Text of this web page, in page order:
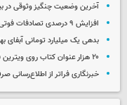
آخرین وضعیت چنگیز وثوقی در
افزایش ۹ درصدی تصادفات فوتی در همدان طی چهار ماه نخست امسال
بدهی یک میلیارد تومانی آبفای
۲۰ هزار عنوان کتاب روی ویترین فرهنگی شهرستان بهار
خبرنگاری فراتر از اطلاع‌رسانی